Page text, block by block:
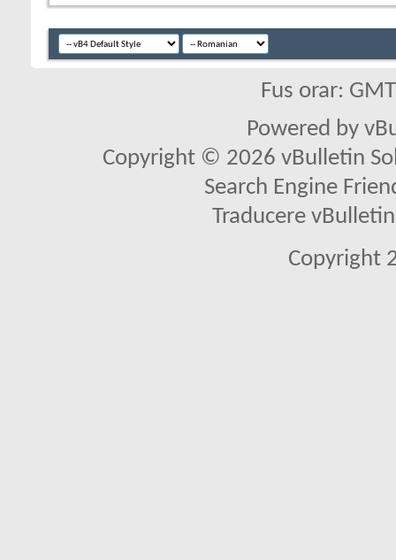
Fus orar:
Powered by
Copyright © 2026 vBulletin
Search Engine
Traducere
Copyright